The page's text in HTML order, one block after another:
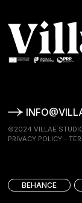
©2024 VILLAE
PRIVACY POLICY -
BEHANCE